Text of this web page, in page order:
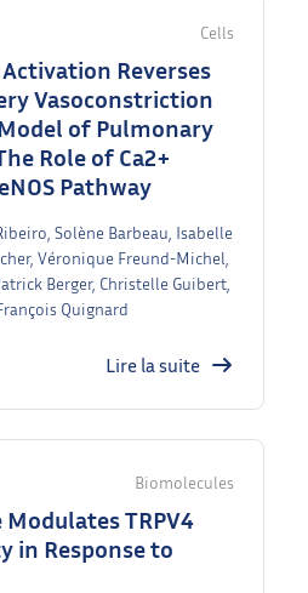
Cells
Reverses
Vasoconstriction
of Pulmonary
Role of Ca2+
Pathway
Solène Barbeau, Isabelle
Véronique Freund-Michel,
Berger, Christelle Guibert,
Quignard
Lire la suite
Biomolecules
TRPV4
in Response to